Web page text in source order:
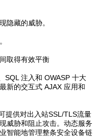
隐藏的威胁。
取得有效平衡
SQL 注入和 OWASP 十大
新的交互式 AJAX 应用和
供对出入站SSL/TLS流量
威胁和阻止攻击。动态服务
智能地管理整条安全设备链